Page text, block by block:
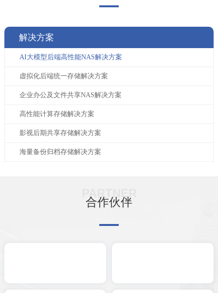
解决方案
AI大模型后端高性能NAS解决方案
虚拟化后端统一存储解决方案
企业办公及文件共享NAS解决方案
高性能计算存储解决方案
影视后期共享存储解决方案
海量备份归档存储解决方案
PARTNER
合作伙伴